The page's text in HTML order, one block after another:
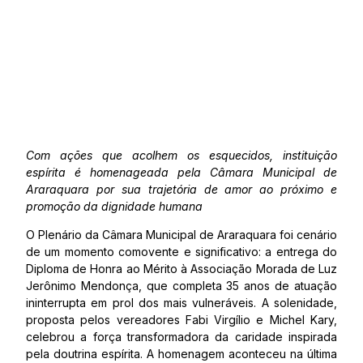
Com ações que acolhem os esquecidos, instituição
espírita é homenageada pela Câmara Municipal de
Araraquara por sua trajetória de amor ao próximo e
promoção da dignidade humana
O Plenário da Câmara Municipal de Araraquara foi cenário
de um momento comovente e significativo: a entrega do
Diploma de Honra ao Mérito à Associação Morada de Luz
Jerônimo Mendonça, que completa 35 anos de atuação
ininterrupta em prol dos mais vulneráveis. A solenidade,
proposta pelos vereadores Fabi Virgílio e Michel Kary,
celebrou a força transformadora da caridade inspirada
pela doutrina espírita. A homenagem aconteceu na última